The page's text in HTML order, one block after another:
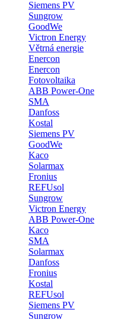
Siemens PV
Sungrow
GoodWe
Victron Energy
Větrná energie
Enercon
Enercon
Fotovoltaika
ABB Power-One
SMA
Danfoss
Kostal
Siemens PV
GoodWe
Kaco
Solarmax
Fronius
REFUsol
Sungrow
Victron Energy
ABB Power-One
Kaco
SMA
Solarmax
Danfoss
Fronius
Kostal
REFUsol
Siemens PV
Sungrow